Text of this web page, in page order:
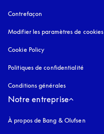
Contrefaçon
Modifier les paramètres de cookies
Cookie Policy
Politiques de confidentialité
Conditions générales
Notre entreprise
À propos de Bang & Olufsen